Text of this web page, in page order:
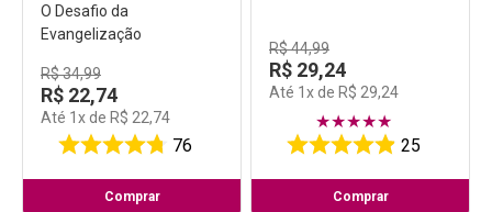
O Desafio da
Evangelização
R$34,99
R$ 22,74
Até 1 x de R$ 22,74
76
Comprar
R$44,99
R$ 29,24
Até 1 x de R$ 29,24
★★★★★
25
Comprar